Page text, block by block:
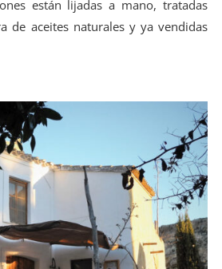
están lijadas a mano, tratadas
de aceites naturales y ya vendidas